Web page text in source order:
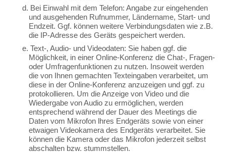
d. Bei Einwahl mit dem Telefon: Angabe zur eingehenden
und ausgehenden Rufnummer, Ländername, Start- und
Endzeit. Ggf. können weitere Verbindungsdaten wie z.B.
die IP-Adresse des Geräts gespeichert werden.
e. Text-, Audio- und Videodaten: Sie haben ggf. die
Möglichkeit, in einer Online-Konferenz die Chat-, Fragen-
oder Umfragenfunktionen zu nutzen. Insoweit werden
die von Ihnen gemachten Texteingaben verarbeitet, um
diese in der Online-Konferenz anzuzeigen und ggf. zu
protokollieren. Um die Anzeige von Video und die
Wiedergabe von Audio zu ermöglichen, werden
entsprechend während der Dauer des Meetings die
Daten vom Mikrofon lhres Endgeräts sowie von einer
etwaigen Videokamera des Endgeräts verarbeitet. Sie
können die Kamera oder das Mikrofon jederzeit selbst
abschalten bzw. stummstellen.